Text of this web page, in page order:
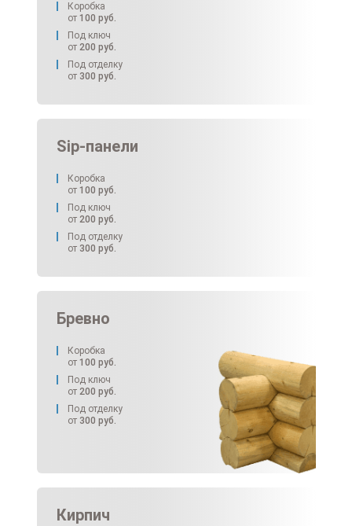
Коробка
от 100 руб.
Под ключ
от 200 руб.
Под отделку
от 300 руб.
Sip-панели
Коробка
от 100 руб.
Под ключ
от 200 руб.
Под отделку
от 300 руб.
Бревно
Коробка
от 100 руб.
Под ключ
от 200 руб.
Под отделку
от 300 руб.
Кирпич